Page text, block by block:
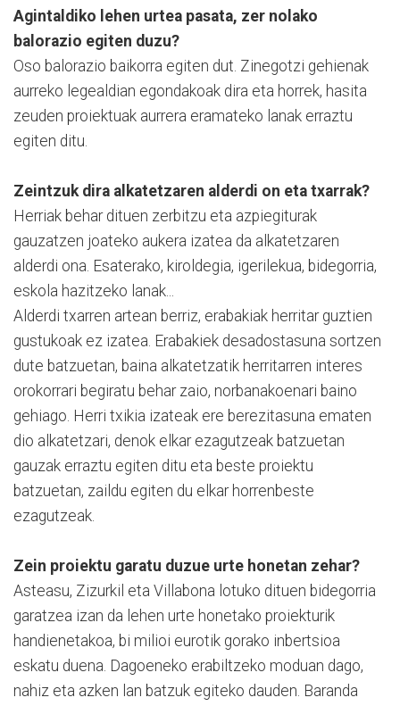
Agintaldiko lehen urtea pasata, zer nolako
balorazio egiten duzu?
Oso balorazio baikorra egiten dut. Zinegotzi gehienak
aurreko legealdian egondakoak dira eta horrek, hasita
zeuden proiektuak aurrera eramateko lanak erraztu
egiten ditu.
Zeintzuk dira alkatetzaren alderdi on eta txarrak?
Herriak behar dituen zerbitzu eta azpiegiturak
gauzatzen joateko aukera izatea da alkatetzaren
alderdi ona. Esaterako, kiroldegia, igerilekua, bidegorria,
eskola hazitzeko lanak...
Alderdi txarren artean berriz, erabakiak herritar guztien
gustukoak ez izatea. Erabakiek desadostasuna sortzen
dute batzuetan, baina alkatetzatik herritarren interes
orokorrari begiratu behar zaio, norbanakoenari baino
gehiago. Herri txikia izateak ere berezitasuna ematen
dio alkatetzari, denok elkar ezagutzeak batzuetan
gauzak erraztu egiten ditu eta beste proiektu
batzuetan, zaildu egiten du elkar horrenbeste
ezagutzeak.
Zein proiektu garatu duzue urte honetan zehar?
Asteasu, Zizurkil eta Villabona lotuko dituen bidegorria
garatzea izan da lehen urte honetako proiekturik
handienetakoa, bi milioi eurotik gorako inbertsioa
eskatu duena. Dagoeneko erabiltzeko moduan dago,
nahiz eta azken lan batzuk egiteko dauden. Baranda